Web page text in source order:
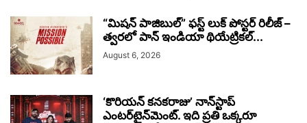
“మిషన్ పాజిబుల్” ఫస్ట్ లుక్ పోస్టర్ రిలీజ్ –
త్వరలో పాన్ ఇండియా థియేట్రికల్...
August 6, 2026
‘కొరియన్ కనకరాజు’ నాన్‌స్టాప్
ఎంటర్‌టైన్‌మెంట్. ఇది ప్రతి ఒక్కరూ